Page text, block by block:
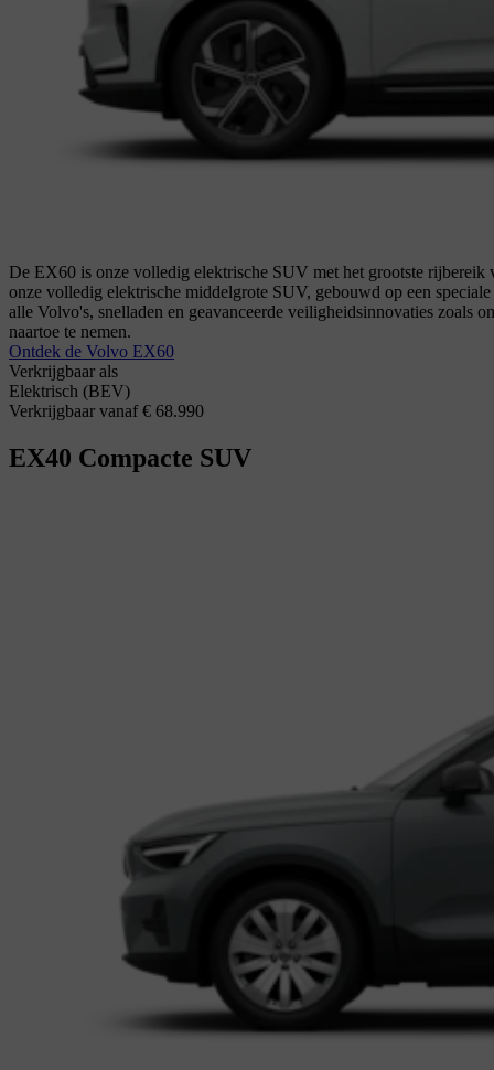
De EX60 is onze volledig elektrische SUV met het grootste
onze volledig elektrische middelgrote SUV, gebouwd op een
alle Volvo's, snelladen en geavanceerde veiligheidsinnovaties zoals
naartoe te nemen.
Ontdek de Volvo EX60
Verkrijgbaar als
Elektrisch (BEV)
Verkrijgbaar vanaf € 68.990
EX40 Compacte SUV